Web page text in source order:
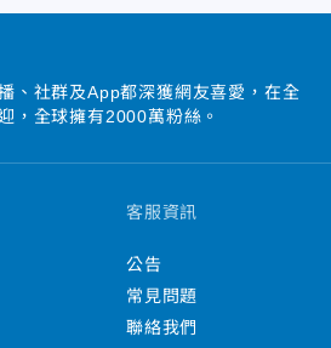
、社群及App都深獲網友喜愛，在全
，全球擁有2000萬粉絲。
客服資訊
公告
常見問題
聯絡我們